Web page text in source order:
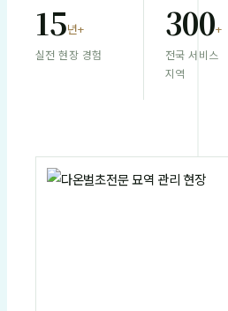
15년+
실전 현장 경험
300+
전국 서비스
지역